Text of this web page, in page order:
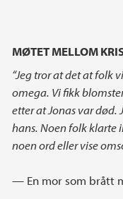
MØTET MELLOM
“Jeg tror at det at folk
omega. Vi fikk
etter at Jonas var død.
hans. Noen folk klarte
noen ord eller vise
— En mor som brått